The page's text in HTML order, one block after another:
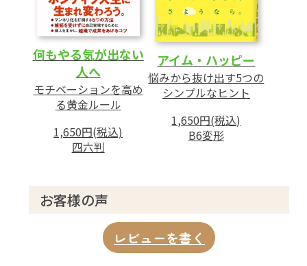
7 事業で倒産寸前の人へ
第5章 信仰に関する「幸福になれない」症候
――信仰の悩みは、仏法真理の知識で解
決できる
1 死後を恐れる人へ
2 家庭での信仰の不一致に悩む人へ
4 先祖供養に悩む人へ
何もやる気が出ない
人へ
モチベーションを高め
る黄金ルール
1,650円(税込)
四六判
アイム・ハッピー
悩みから抜け出す5つの
シンプルなヒント
1,650円(税込)
B6変形
お客様の声
レビューを書く